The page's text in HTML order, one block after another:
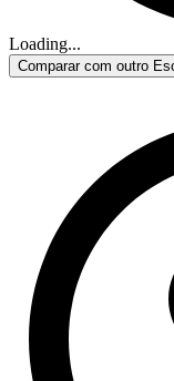
Loading...
Comparar com outro